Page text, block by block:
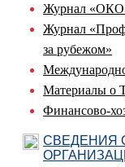
Журнал
Журнал
за рубежом»
Материалы о
Финансово-
СВЕДЕНИЯ